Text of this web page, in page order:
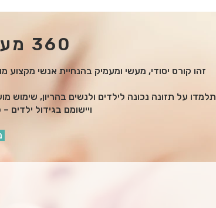
לגדל
360 מעלות של בריאות טבעית
זהו קורס יסודי, מעשי ומעמיק בהנחיית אנשי מקצוע
תלמדו על תזונה נכונה לילדים ולנשים בהריון, שימוש
ויישומם בגידול